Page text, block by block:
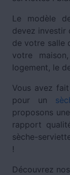
Le modèle
devez investir
de votre salle
votre
logement, le
Vous avez
pour un
proposons
rapport
sèche-
!
Découvrez